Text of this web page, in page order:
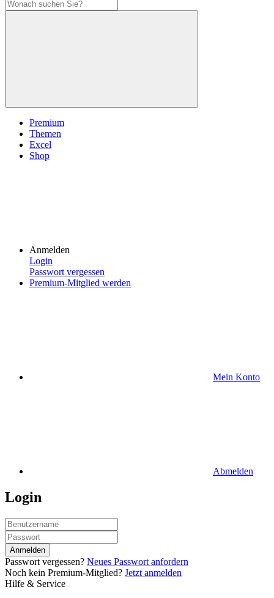
Premium
Themen
Excel
Shop
Anmelden
Login
Passwort vergessen
Premium-Mitglied werden
Mein Konto
Abmelden
Login
Anmelden
Passwort vergessen? Neues Passwort anfordern
Noch kein Premium-Mitglied? Jetzt anmelden
Hilfe & Service